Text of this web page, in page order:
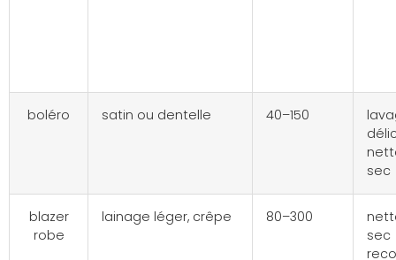
boléro satin ou dentelle 40–150
sec
blazer
robe
lainage léger, crêpe 80–300
sec